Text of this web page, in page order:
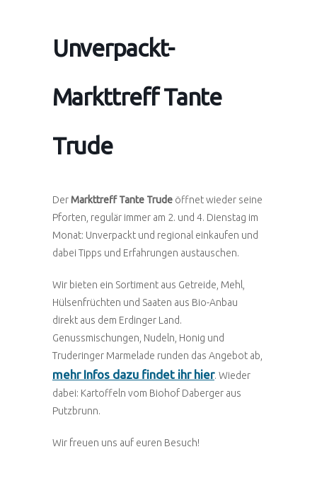
Unverpackt-
Markttreff Tante
Trude
DerMarkttreff Tante Trude öffnet wieder seine
Pforten, regulär immer am 2. und 4. Dienstag im
Monat: Unverpackt und regional einkaufen und
dabei Tipps und Erfahrungen austauschen.
Wir bieten ein Sortiment aus Getreide, Mehl,
Hülsenfrüchten und Saaten aus Bio-Anbau
direkt aus dem Erdinger Land.
Genussmischungen, Nudeln, Honig und
Truderinger Marmelade runden das Angebot ab,
mehr Infos dazu findet ihr hier. Wieder
dabei: Kartoffeln vom Biohof Daberger aus
Putzbrunn.
Wir freuen uns auf euren Besuch!